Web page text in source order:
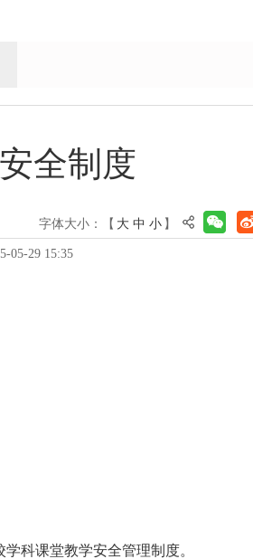
全制度
字体大小：【 大 中 小 】
05-29 15:35
科课堂教学安全管理制度。